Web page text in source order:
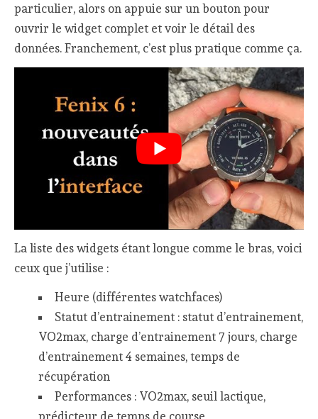
particulier, alors on appuie sur un bouton pour
ouvrir le widget complet et voir le détail des
données. Franchement, c’est plus pratique comme ça.
La liste des widgets étant longue comme le bras, voici
ceux que j’utilise :
Heure (différentes watchfaces)
Statut d’entrainement : statut d’entrainement,
VO2max, charge d’entrainement 7 jours, charge
d’entrainement 4 semaines, temps de
récupération
Performances : VO2max, seuil lactique,
prédicteur de temps de course